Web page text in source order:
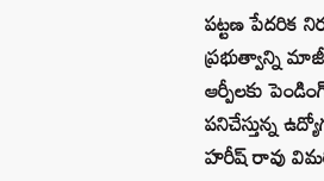
పట్టణ పేదరిక
ప్రభుత్వాన్ని
ఆర్పీలకు
పనిచేస్తున్న
హరీష్ రావు